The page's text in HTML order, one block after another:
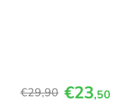
€29,90 €23,50